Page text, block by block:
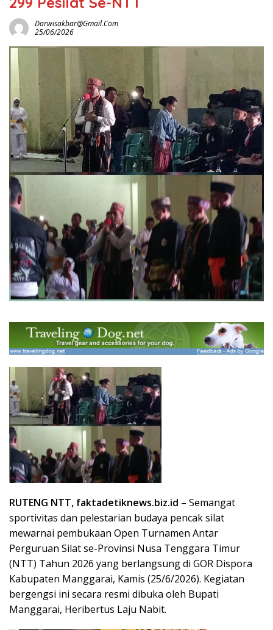
Darwisakbar@gmail.com
25/06/2026
RUTENG NTT, faktadetiknews.biz.id – Semangat
sportivitas dan pelestarian budaya pencak silat
mewarnai pembukaan Open Turnamen Antar
Perguruan Silat se-Provinsi Nusa Tenggara Timur
(NTT) Tahun 2026 yang berlangsung di GOR Dispora
Kabupaten Manggarai, Kamis (25/6/2026). Kegiatan
bergengsi ini secara resmi dibuka oleh Bupati
Manggarai, Heribertus Laju Nabit.